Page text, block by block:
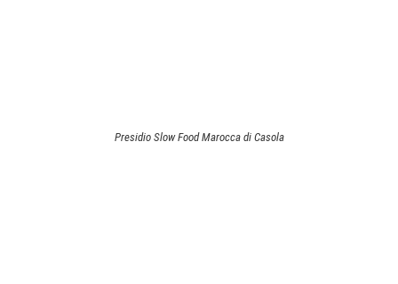
Presidio Slow Food Marocca di Casola